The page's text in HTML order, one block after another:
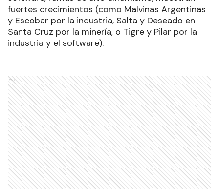
fuertes crecimientos (como Malvinas Argentinas
y Escobar por la industria, Salta y Deseado en
Santa Cruz por la minería, o Tigre y Pilar por la
industria y el software).
Ads